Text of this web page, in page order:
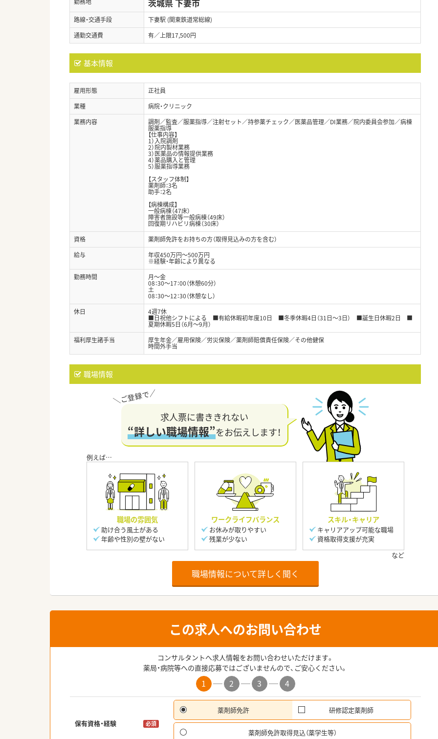
茨城県 下妻市
路線・交通手段
下妻駅 (関東鉄道常総線)
通勤交通費
有／上限17,500円
基本情報
雇用形態
正社員
業種
病院・クリニック
業務内容
調剤／監査／服薬指導／注射セット／持参薬チェック／医薬品管理／DI業務／院内委員会参加／病棟
服薬指導
【仕事内容】
1）入院調剤
2）院内製材業務
3）医薬品の情報提供業務
4）薬品購入と管理
5）服薬指導業務
【スタッフ体制】
薬剤師：3名
助手：2名
【病棟構成】
一般病棟（47床）
障害者施設等一般病棟（49床）
回復期リハビリ病棟（30床）
資格
薬剤師免許をお持ちの方（取得見込みの方を含む）
給与
年収450万円～500万円
※経験・年齢により異なる
勤務時間
月～金
08：30～17：00（休憩60分）
土
08：30～12：30（休憩なし）
休日
4週7休
■日祝他シフトによる ■有給休暇初年度10日 ■冬季休暇4日（31日～3日） ■誕生日休暇2日 ■
夏期休暇5日（6月～9月）
福利厚生諸手当
厚生年金／雇用保険／労災保険／薬剤師賠償責任保険／その他健保
時間外手当
職場情報
求人票に書ききれない
“詳しい職場情報”をお伝えします！
職場の雰囲気
助け合う風土がある
年齢や性別の壁がない
ワークライフバランス
お休みが取りやすい
残業が少ない
スキル・キャリア
キャリアアップ可能な職場
資格取得支援が充実
職場情報について詳しく聞く
この求人へのお問い合わせ
コンサルタントへ求人情報をお問い合わせいただけます。
薬局・病院等への直接応募ではございませんので、ご安心ください。
1 2 3 4
保有資格・経験 必須
薬剤師免許 研修認定薬剤師
薬剤師免許取得見込（薬学生等）